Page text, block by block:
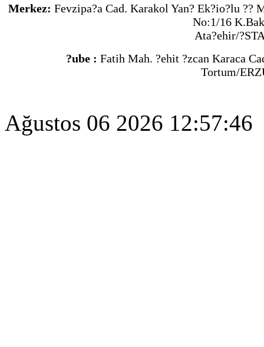
Merkez: Fevzipa?a Cad. Karakol Yan? Ek?io?lu ??
No:1/16
Ata?ehir/
?ube : Fatih Mah. ?ehit ?zcan Karaca
Tortum/
Ağustos 06 2026 12:57:46